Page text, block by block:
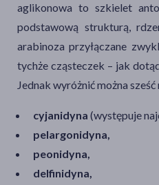
aglikonowa to szkielet
podstawową strukturą,
arabinoza przyłączane
tychże cząsteczek – jak
Jednak wyróżnić można
cyjanidyna (występuje
pelargonidyna,
peonidyna,
delfinidyna,